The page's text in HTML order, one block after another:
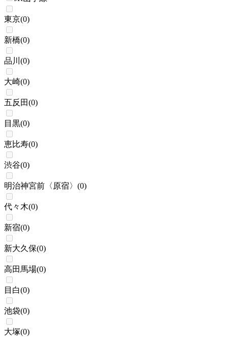
東京(0)
新橋(0)
品川 (0)
大崎(0)
五反田(0)
目黒(0)
恵比寿(0)
渋谷(0)
明治神宮前〈原宿〉 (0)
代々木(0)
新宿(0)
新大久保(0)
高田馬場(0)
目白(0)
池袋(0)
大塚(0)